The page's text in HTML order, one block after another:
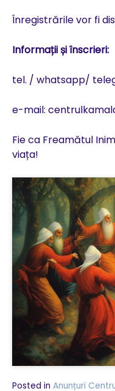
Înregistrările vor fi
Informații și înscrieri:
tel. / whatsapp/
e-mail:
Fie ca Freamătul
viața!
Posted in Anunțuri